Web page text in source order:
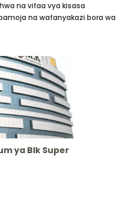
na vifaa vya kisasa
na wafanyakazi bora wa
ya Blk Super